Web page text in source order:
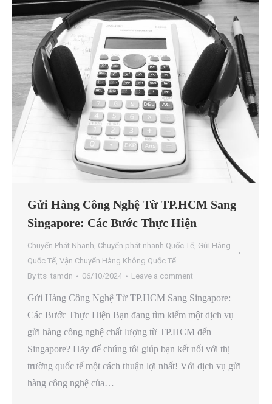
Gửi Hàng Công Nghệ Từ TP.HCM Sang
Singapore: Các Bước Thực Hiện
Chuyển Phát Nhanh, Chuyển phát nhanh Quốc Tế, Gửi Hàng
Quốc Tế, Vận Chuyển Hàng Không Quốc Tế
Bytts_tamdn 06/10/2024 Leave a comment
Gửi Hàng Công Nghệ Từ TP.HCM Sang Singapore:
Các Bước Thực Hiện Bạn đang tìm kiếm một dịch vụ
gửi hàng công nghệ chất lượng từ TP.HCM đến
Singapore? Hãy để chúng tôi giúp bạn kết nối với thị
trường quốc tế một cách thuận lợi nhất! Với dịch vụ gửi
hàng công nghệ của…